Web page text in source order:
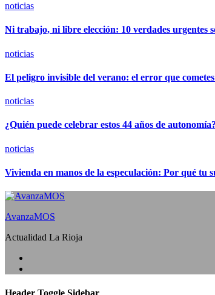
noticias
Ni trabajo, ni libre elección: 10 verdades urgentes
noticias
El peligro invisible del verano: el error que
noticias
¿Quién puede celebrar estos 44 años de autonomía?
noticias
Vivienda en manos de la especulación: Por qué tu
AvanzaMOS
Actualidad La Rioja
Header Toggle Sidebar